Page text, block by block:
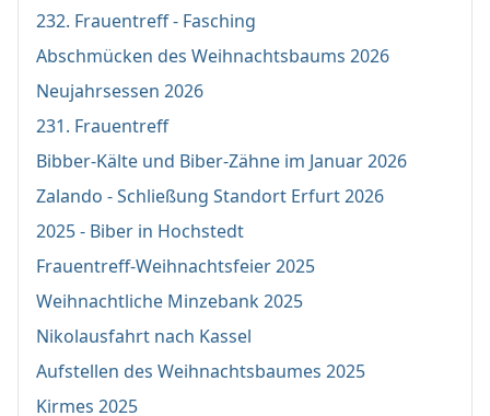
232. Frauentreff - Fasching
Abschmücken des Weihnachtsbaums 2026
Neujahrsessen 2026
231. Frauentreff
Bibber-Kälte und Biber-Zähne im Januar 2026
Zalando - Schließung Standort Erfurt 2026
2025 - Biber in Hochstedt
Frauentreff-Weihnachtsfeier 2025
Weihnachtliche Minzebank 2025
Nikolausfahrt nach Kassel
Aufstellen des Weihnachtsbaumes 2025
Kirmes 2025